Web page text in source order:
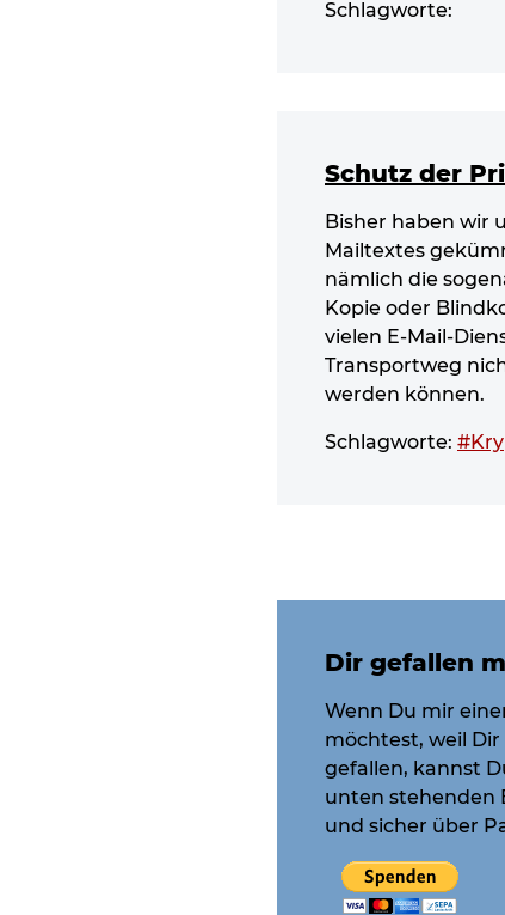
Schlagworte:
Schutz der
Bisher haben wir
Mailtextes
nämlich die
Kopie oder
vielen E-Mail-
Transportweg
werden können.
Schlagworte:
Dir gefallen
Wenn Du mir
möchtest, weil
gefallen, kannst
unten stehenden
und sicher über